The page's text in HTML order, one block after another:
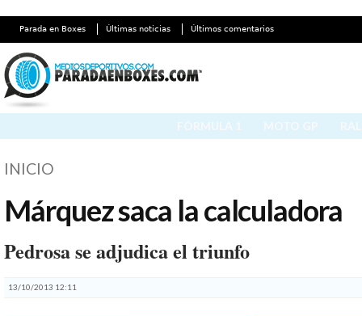
Parada en Boxes Últimas noticias Últimos comentarios
INICIO
Márquez saca la calculadora
Pedrosa se adjudica el triunfo
13/10/2013 12:11